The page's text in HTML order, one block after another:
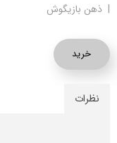
| ذهن بازیگوش
خرید
نظرات